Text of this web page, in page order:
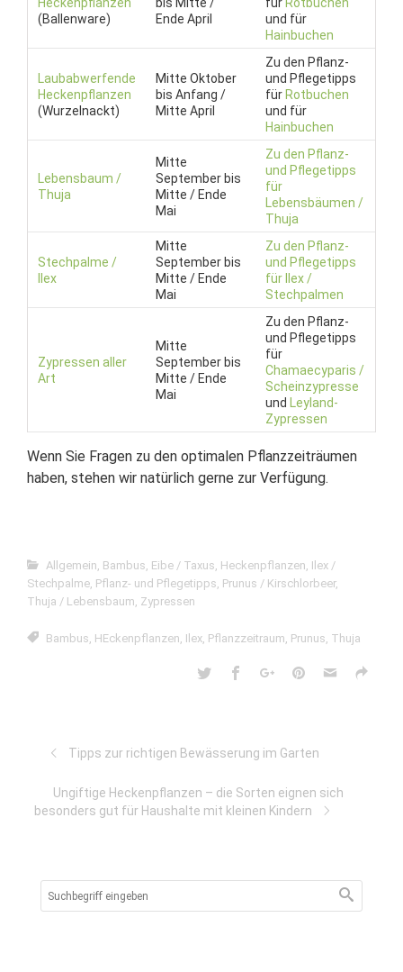
(Ballenware)
Ende April
und für
Hainbuchen
Laubabwerfende
Heckenpflanzen
(Wurzelnackt)
Mitte Oktober
bis Anfang /
Mitte April
Zu den Pflanz-
und Pflegetipps
für Rotbuchen
und für
Hainbuchen
Lebensbaum /
Thuja
Mitte
September bis
Mitte / Ende
Mai
Zu den Pflanz-
und Pflegetipps
für
Lebensbäumen /
Thuja
Stechpalme /
Ilex
Mitte
September bis
Mitte / Ende
Mai
Zu den Pflanz-
und Pflegetipps
für Ilex /
Stechpalmen
Zypressen aller
Art
Mitte
September bis
Mitte / Ende
Mai
Zu den Pflanz-
und Pflegetipps
für
Chamaecyparis /
Scheinzypresse
und Leyland-
Zypressen
Wenn Sie Fragen zu den optimalen Pflanzzeiträumen
haben, stehen wir natürlich gerne zur Verfügung.
Allgemein, Bambus, Eibe / Taxus, Heckenpflanzen, Ilex /
Stechpalme, Pflanz- und Pflegetipps, Prunus / Kirschlorbeer,
Thuja / Lebensbaum, Zypressen
Bambus, HEckenpflanzen, Ilex, Pflanzzeitraum, Prunus, Thuja
Tipps zur richtigen Bewässerung im Garten
Ungiftige Heckenpflanzen – die Sorten eignen sich
besonders gut für Haushalte mit kleinen Kindern